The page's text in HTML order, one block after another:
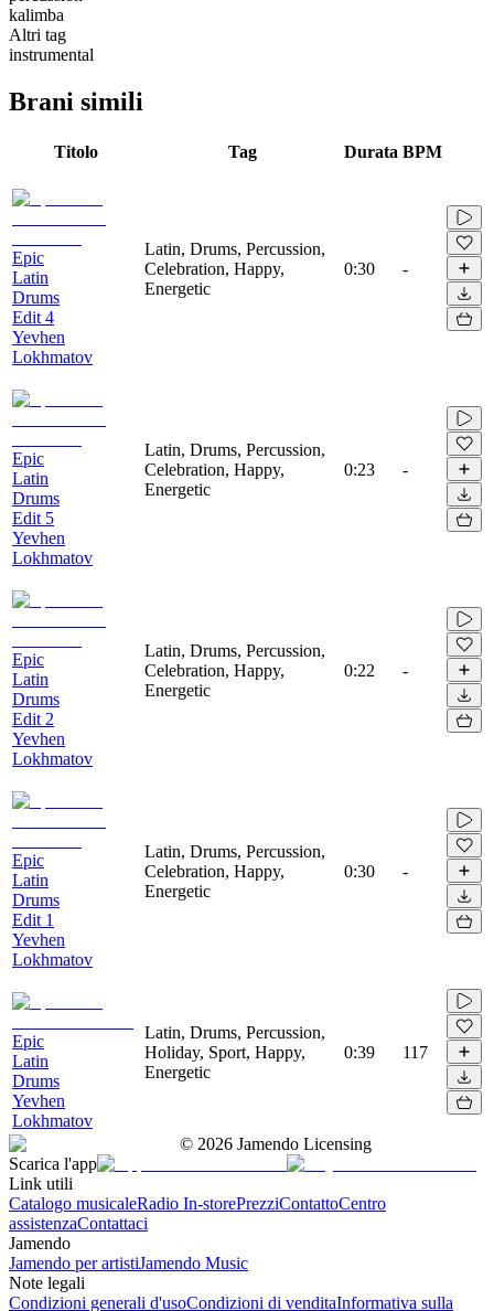
kalimba
Altri tag
instrumental
Brani simili
Titolo Tag Durata BPM
Epic
Latin
Drums
Edit 4
Yevhen
Lokhmatov
Latin, Drums, Percussion,
Celebration, Happy,
Energetic
0:30 -
Epic
Latin
Drums
Edit 5
Yevhen
Lokhmatov
Latin, Drums, Percussion,
Celebration, Happy,
Energetic
0:23 -
Epic
Latin
Drums
Edit 2
Yevhen
Lokhmatov
Latin, Drums, Percussion,
Celebration, Happy,
Energetic
0:22 -
Epic
Latin
Drums
Edit 1
Yevhen
Lokhmatov
Latin, Drums, Percussion,
Celebration, Happy,
Energetic
0:30 -
Epic
Latin
Drums
Yevhen
Lokhmatov
Latin, Drums, Percussion,
Holiday, Sport, Happy,
Energetic
0:39 117
© 2026 Jamendo Licensing
Scarica l'app
Link utili
Catalogo musicaleRadio In-storePrezziContattoCentro
assistenzaContattaci
Jamendo
Jamendo per artistiJamendo Music
Note legali
Condizioni generali d'usoCondizioni di venditaInformativa sulla